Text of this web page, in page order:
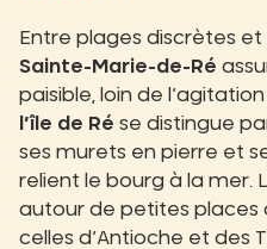
Entre plages discrètes et
Sainte-Marie-de-Ré
paisible, loin de
l’île de Ré se distingue
ses murets en pierre et
relient le bourg à la mer.
autour de petites
celles d’Antioche et des